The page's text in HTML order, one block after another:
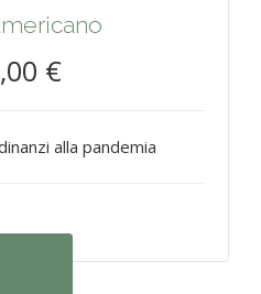
€
alla pandemia